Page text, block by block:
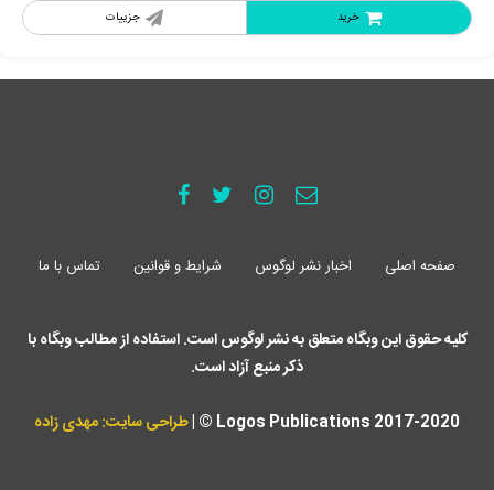
جزییات خرید
صفحه اصلی اخبار نشر لوگوس شرایط و قوانین تماس با ما
کلیه حقوق این وبگاه متعلق به نشر لوگوس است. استفاده از مطالب وبگاه با
ذکر منبع آزاد است.
Logos Publications 2017-2020 © | طراحی سایت: مهدی زاده